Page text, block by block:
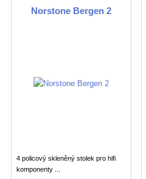
Norstone Bergen 2
4 policový skleněný stolek pro hifi
komponenty ...